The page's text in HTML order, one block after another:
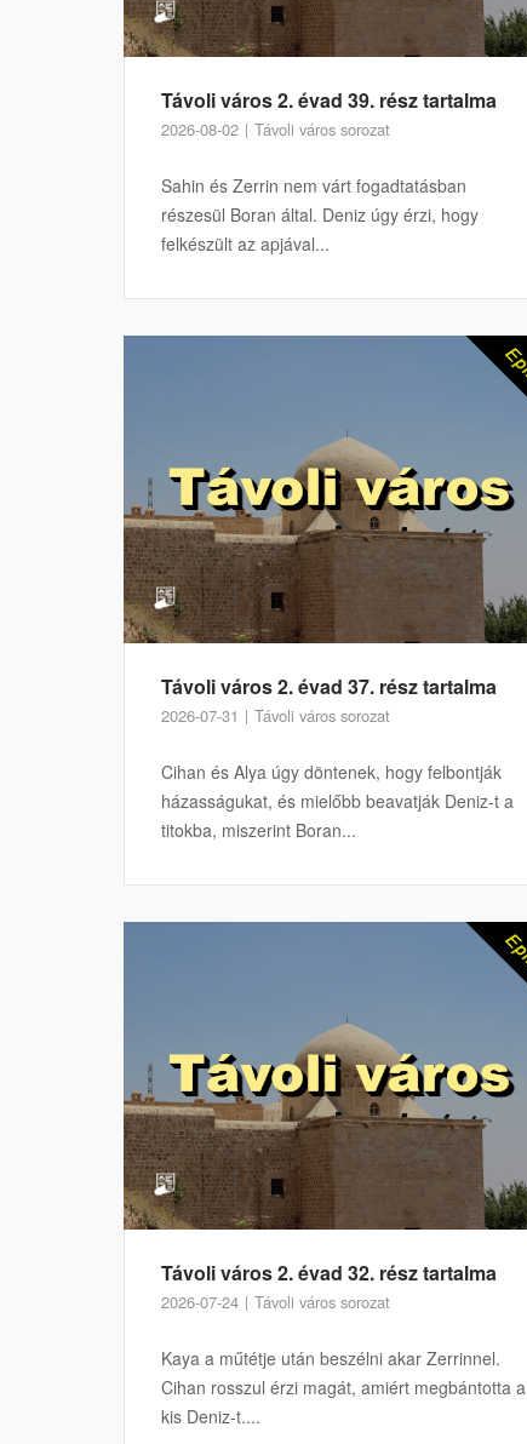
Távoli város 2. évad 39. rész tartalma
2026-08-02 Távoli város sorozat
Sahin és Zerrin nem várt fogadtatásban
részesül Boran által. Deniz úgy érzi, hogy
felkészült az apjával...
Távoli város 2. évad 37. rész tartalma
2026-07-31 Távoli város sorozat
Cihan és Alya úgy döntenek, hogy felbontják
házasságukat, és mielőbb beavatják Deniz-t a
titokba, miszerint Boran...
Távoli város 2. évad 32. rész tartalma
2026-07-24 Távoli város sorozat
Kaya a műtétje után beszélni akar Zerrinnel.
Cihan rosszul érzi magát, amiért megbántotta a
kis Deniz-t....